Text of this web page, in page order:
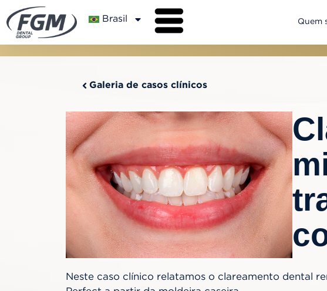
Brasil Quem
Galeria de casos clínicos
Neste caso clínico relatamos o clareamento dental